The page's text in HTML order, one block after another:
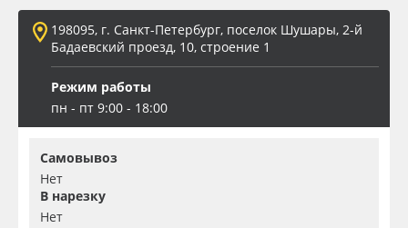
198095, г. Санкт-Петербург, поселок Шушары, 2-й
Бадаевский проезд, 10, строение 1
Режим работы
пн - пт 9:00 - 18:00
Самовывоз
Нет
В нарезку
Нет